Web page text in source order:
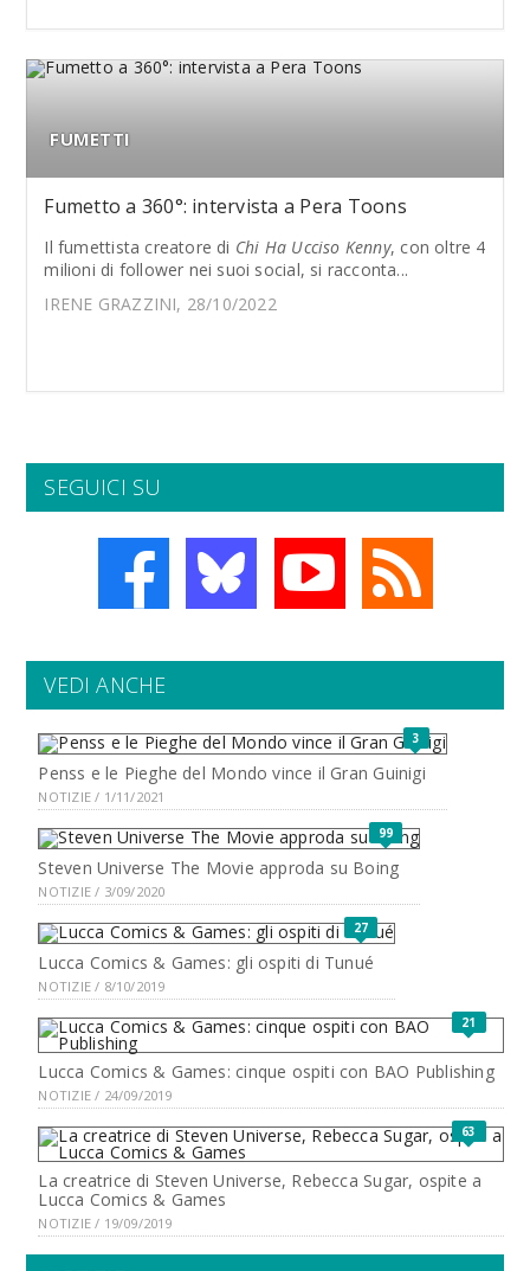
FUMETTI
Fumetto a 360°: intervista a Pera Toons
Il fumettista creatore di Chi Ha Ucciso Kenny, con oltre 4
milioni di follower nei suoi social, si racconta...
IRENE GRAZZINI, 28/10/2022
SEGUICI SU
VEDI ANCHE
3
Penss e le Pieghe del Mondo vince il Gran Guinigi
NOTIZIE / 1/11/2021
99
Steven Universe The Movie approda su Boing
NOTIZIE / 3/09/2020
27
Lucca Comics & Games: gli ospiti di Tunué
NOTIZIE / 8/10/2019
21
Lucca Comics & Games: cinque ospiti con BAO Publishing
NOTIZIE / 24/09/2019
63
La creatrice di Steven Universe, Rebecca Sugar, ospite a
Lucca Comics & Games
NOTIZIE / 19/09/2019